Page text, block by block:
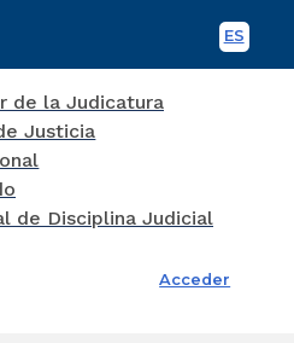
ES
Acceder